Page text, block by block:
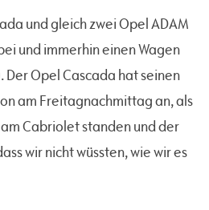
und gleich zwei Opel ADAM
und immerhin einen Wagen
Opel Cascada hat seinen
am Freitagnachmittag an, als
Cabriolet standen und der
wir nicht wüssten, wie wir es